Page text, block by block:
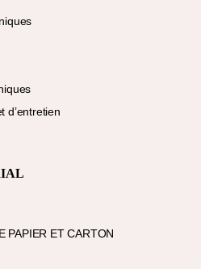
d’entretien
PAPIER ET CARTON